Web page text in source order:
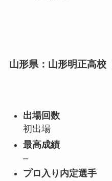
山形県：山形明正高校
出場回数
初出場
最高成績
–
プロ入り内定選手